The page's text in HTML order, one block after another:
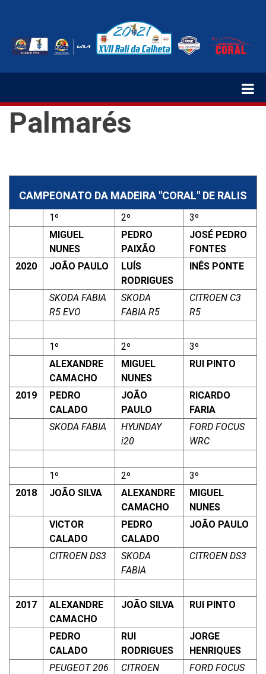
conteúdo
Palmarés
CAMPEONATO DA MADEIRA "CORAL" DE RALIS
1º 2º
3º
MIGUEL
NUNES
PEDRO
PAIXÃO
JOSÉ PEDRO
FONTES
2020
JOÃO PAULO
LUÍS
RODRIGUES
INÊS PONTE
SKODA FABIA
R5 EVO
SKODA
FABIA R5
CITROEN C3
R5
1º 2º
3º
ALEXANDRE
CAMACHO
MIGUEL
NUNES
RUI PINTO
2019
PEDRO
CALADO
JOÃO
PAULO
RICARDO
FARIA
SKODA FABIA
HYUNDAY
i20
FORD FOCUS
WRC
1º 2º
3º
2018
JOÃO SILVA
ALEXANDRE
CAMACHO
MIGUEL
NUNES
VICTOR
CALADO
PEDRO
CALADO
JOÃO PAULO
CITROEN DS3
SKODA
FABIA
CITROEN DS3
2017
ALEXANDRE
CAMACHO
JOÃO SILVA RUI PINTO
PEDRO
CALADO
RUI
RODRIGUES
JORGE
HENRIQUES
PEUGEOT 206
CITROEN
FORD FOCUS